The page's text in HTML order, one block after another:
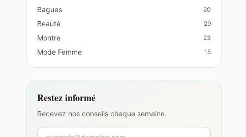
Bagues 20
Beauté 29
Montre 23
Mode Femme 15
Restez informé
Recevez nos conseils chaque semaine.